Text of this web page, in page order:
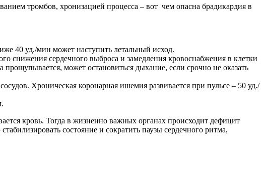
тромбов, хронизацией процесса – вот чем опасна брадикардия в
40 уд./мин может наступить летальный исход.
сердечного выброса и замедления кровоснабжения в клетки
может остановиться дыхание, если срочно не оказать
Хроническая коронарная ишемия развивается при пульсе – 50 уд./
кровь. Тогда в жизненно важных органах происходит дефицит
состояние и сократить паузы сердечного ритма,